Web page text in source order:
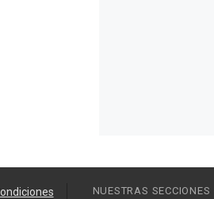
NUESTRAS SECCIONES